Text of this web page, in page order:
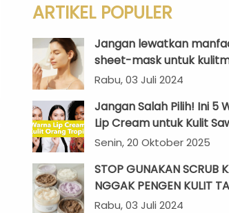
ARTIKEL POPULER
Jangan lewatkan
sheet-mask untuk
Rabu, 03 Juli 2024
Jangan Salah Pilih! Ini 5
Lip Cream untuk Kulit
Matang yang Sempurna
Senin, 20 Oktober 2025
STOP GUNAKAN SCRUB
NGGAK PENGEN KULIT
CERAH
Rabu, 03 Juli 2024